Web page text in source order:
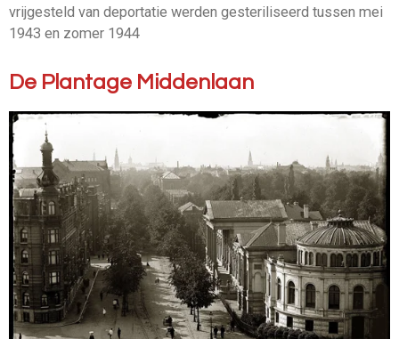
vrijgesteld van deportatie werden gesteriliseerd tussen mei
1943 en zomer 1944
De Plantage Middenlaan